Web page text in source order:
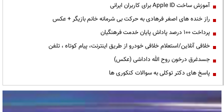
آموزش ساخت Apple ID برای کاربران ایرانی
راز خنده های اصغر فرهادی به حرکت بی شرمانه خانم بازیگر + عکس
پرداخت ۱۰۰ درصد پاداش پایان خدمت فرهنگیان
خلافی آنلاین/استعلام خلافی خودرو از طریق اینترنت، پیام کوتاه ، تلفن
جسدغرق درخون روح الله داداشی (عکس)
پاسخ های دکتر توکلی به سوالات کنکوری ها